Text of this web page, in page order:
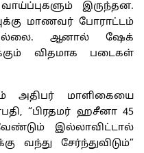
இருந்தன.
மாணவர் போராட்டம்
ஆனால் ஷேக்
விதமாக படைகள்
மாளிகையை
“பிரதமர் ஹசீனா 45
இல்லாவிட்டால்
வந்து சேர்ந்துவிடும்”